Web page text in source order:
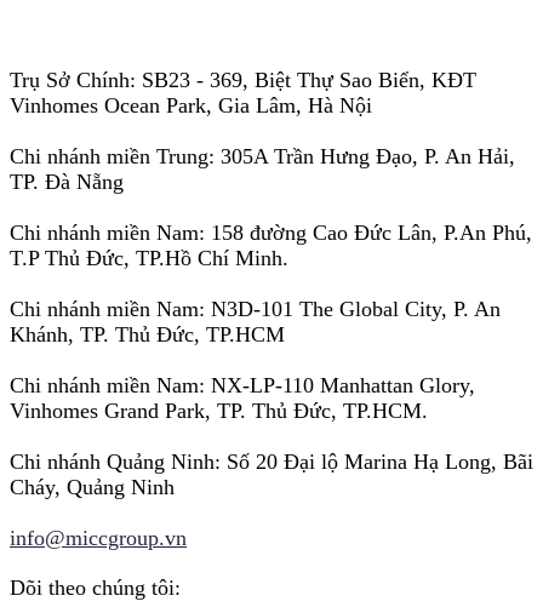
Trụ Sở Chính: SB23 - 369, Biệt Thự Sao Biển, KĐT
Vinhomes Ocean Park, Gia Lâm, Hà Nội
Chi nhánh miền Trung: 305A Trần Hưng Đạo, P. An Hải,
TP. Đà Nẵng
Chi nhánh miền Nam: 158 đường Cao Đức Lân, P.An Phú,
T.P Thủ Đức, TP.Hồ Chí Minh.
Chi nhánh miền Nam: N3D-101 The Global City, P. An
Khánh, TP. Thủ Đức, TP.HCM
Chi nhánh miền Nam: NX-LP-110 Manhattan Glory,
Vinhomes Grand Park, TP. Thủ Đức, TP.HCM.
Chi nhánh Quảng Ninh: Số 20 Đại lộ Marina Hạ Long, Bãi
Cháy, Quảng Ninh
info@miccgroup.vn
Dõi theo chúng tôi: